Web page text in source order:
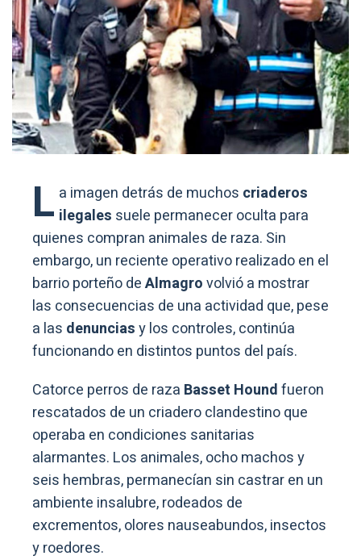
L a imagen detrás de muchos criaderos
ilegales suele permanecer oculta para
quienes compran animales de raza. Sin
embargo, un reciente operativo realizado en el
barrio porteño deAlmagrovolvió a mostrar
las consecuencias de una actividad que, pese
a las denunciasy los controles, continúa
funcionando en distintos puntos del país.
Catorce perros de raza Basset Houndfueron
rescatados de un criadero clandestino que
operaba en condiciones sanitarias
alarmantes. Los animales, ocho machos y
seis hembras, permanecían sin castrar en un
ambiente insalubre, rodeados de
excrementos, olores nauseabundos, insectos
y roedores.